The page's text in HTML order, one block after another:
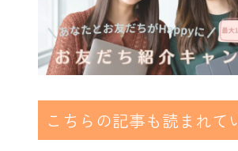
こちらの記事も読まれて